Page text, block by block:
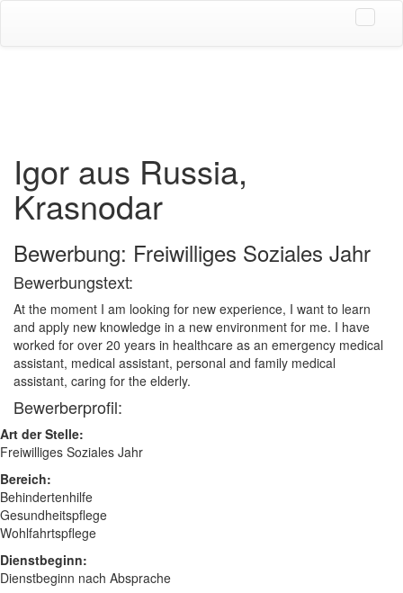
Igor aus Russia,
Krasnodar
Bewerbung: Freiwilliges Soziales Jahr
Bewerbungstext:
At the moment I am looking for new experience, I want to learn
and apply new knowledge in a new environment for me. I have
worked for over 20 years in healthcare as an emergency medical
assistant, medical assistant, personal and family medical
assistant, caring for the elderly.
Bewerberprofil:
Art der Stelle:
Freiwilliges Soziales Jahr
Bereich:
Behindertenhilfe
Gesundheitspflege
Wohlfahrtspflege
Dienstbeginn:
Dienstbeginn nach Absprache